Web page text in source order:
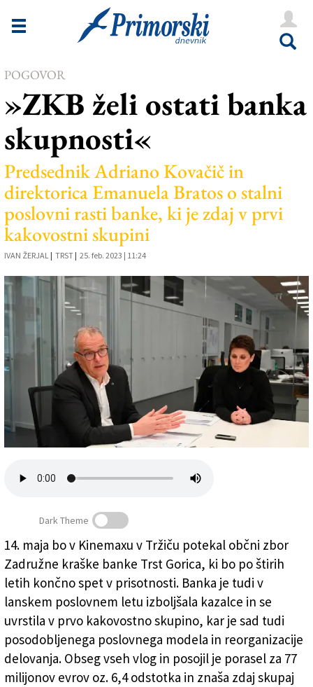
Novice
Goriška
Kultura
Šport
Še
Vreme
V Kioskih
Uredništvo
Oglasi
Zadruga PD
POGOVOR
»ZKB želi ostati banka
skupnosti«
Predsednik Adriano Kovačič in
direktorica Emanuela Bratos o stalni
poslovni rasti banke, ki je zdaj v prvi
kakovostni skupini
IVAN ŽERJAL | TRST | 25. feb. 2023 | 11:24
Adriano Kovačič in Emanuela Bratos (FOTODAMJ@N)
Dark Theme
14. maja bo v Kinemaxu v Tržiču potekal občni zbor
Zadružne kraške banke Trst Gorica, ki bo po štirih
letih končno spet v prisotnosti. Banka je tudi v
lanskem poslovnem letu izboljšala kazalce in se
uvrstila v prvo kakovostno skupino, kar je sad tudi
posodobljenega poslovnega modela in reorganizacije
delovanja. Obseg vseh vlog in posojil je porasel za 77
milijonov evrov oz. 6,4 odstotka in znaša zdaj skupaj